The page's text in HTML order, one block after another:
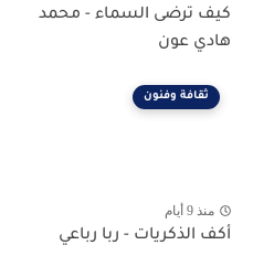
كيف ترضى السماء - محمد
هادي عون
ثقافة وفنون
منذ 9 أيام
أكف الذكريات - ربا رباعي